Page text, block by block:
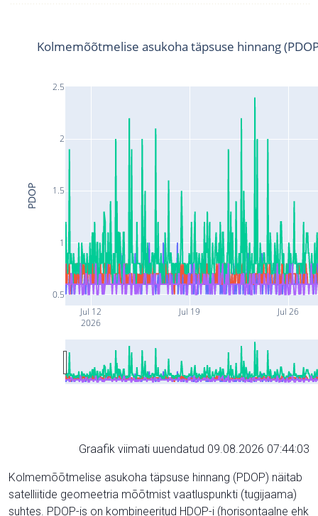
Jul 12
2026
Jul 19 Jul 26
0.5
1
1.5
2
2.5
Kolmemõõtmelise asukoha täpsuse hinnang
PDOP
Graafik viimati uuendatud 09.08.2026 07:44:03
Kolmemõõtmelise asukoha täpsuse hinnang (PDOP) näitab
satelliitide geomeetria mõõtmist vaatluspunkti (tugijaama)
suhtes. PDOP-is on kombineeritud HDOP-i (horisontaalne ehk